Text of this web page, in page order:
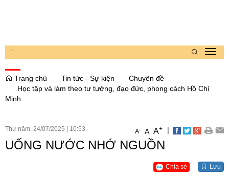
::
Trang chủ
Tin tức - Sự kiện
Chuyên đề
Học tập và làm theo tư tưởng, đạo đức, phong cách Hồ Chí
Minh
Thứ năm, 24/07/2025 10:53 A- A A+ |
UỐNG NƯỚC NHỚ NGUỒN
Chia sẻ Lưu